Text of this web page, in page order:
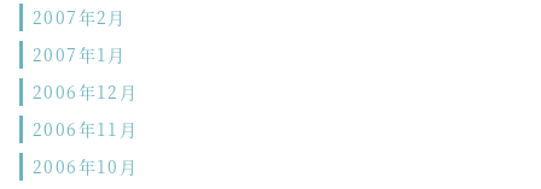
2007年2月
2007年1月
2006年12月
2006年11月
2006年10月